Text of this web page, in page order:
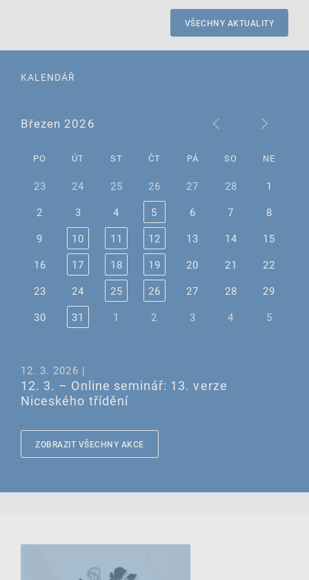
VŠECHNY AKTUALITY
KALENDÁŘ
Březen 2026
PO ÚT ST ČT PÁ SO NE
23 24 25 26 27 28
1
2
3 4 5 6 7
8
9
10 11 12 13 14
15
16
17 18 19 20 21
22
23
24 25 26 27 28
29
30
31 1 2 3 4 5
12. 3. 2026 |
12. 3. – Online seminář: 13. verze
Niceského třídění
ZOBRAZIT VŠECHNY AKCE